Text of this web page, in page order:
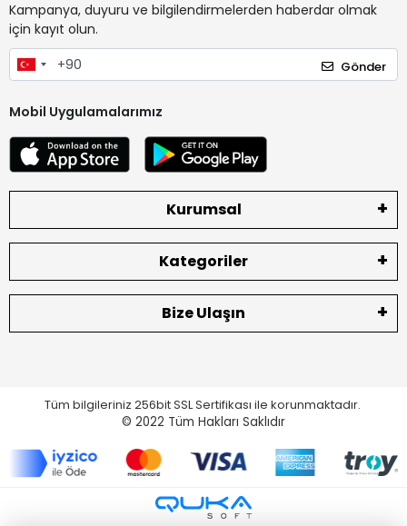
Kampanya, duyuru ve bilgilendirmelerden haberdar olmak
için kayıt olun.
Gönder
Mobil Uygulamalarımız
Kurumsal
Kategoriler
Bize Ulaşın
Tüm bilgileriniz 256bit SSL Sertifikası ile korunmaktadır.
© 2022 Tüm Hakları Saklıdır